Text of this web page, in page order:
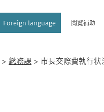
Foreign language 閲覧補助
> 総務課 > 市長交際費執行状